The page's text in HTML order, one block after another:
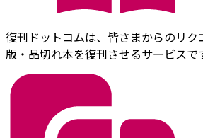
復刊ドットコムは、皆さまからのリ
版・品切れ本を復刊させるサービスで